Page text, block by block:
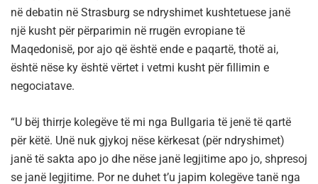
në debatin në Strasburg se ndryshimet kushtetuese janë
një kusht për përparimin në rrugën evropiane të
Maqedonisë, por ajo që është ende e paqartë, thotë ai,
është nëse ky është vërtet i vetmi kusht për fillimin e
negociatave.
“U bëj thirrje kolegëve të mi nga Bullgaria të jenë të qartë
për këtë. Unë nuk gjykoj nëse kërkesat (për ndryshimet)
janë të sakta apo jo dhe nëse janë legjitime apo jo, shpresoj
se janë legjitime. Por ne duhet t’u japim kolegëve tanë nga